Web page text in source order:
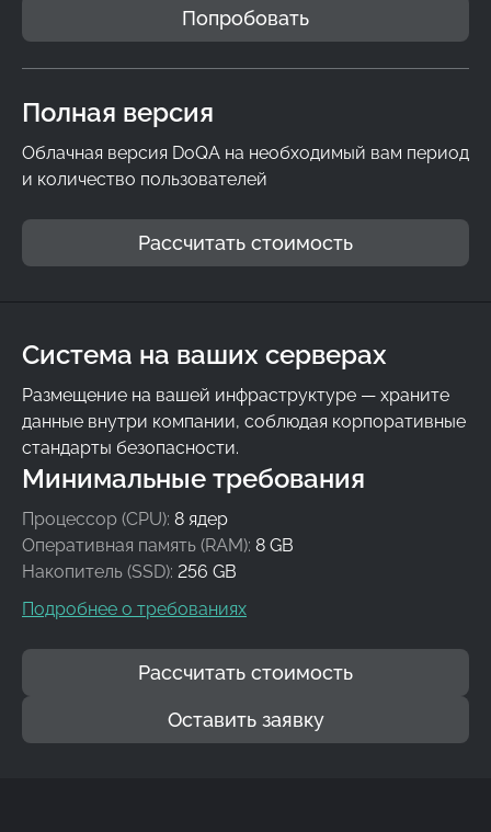
Попробовать
Полная версия
Облачная версия DoQA на необходимый вам период
и количество пользователей
Рассчитать стоимость
Система на ваших серверах
Размещение на вашей инфраструктуре — храните
данные внутри компании, соблюдая корпоративные
стандарты безопасности.
Минимальные требования
Процессор (CPU): 8 ядер
Оперативная память (RAM): 8 GB
Накопитель (SSD): 256 GB
Подробнее о требованиях
Рассчитать стоимость
Оставить заявку